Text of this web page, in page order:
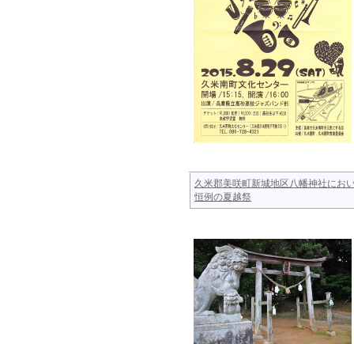
久米郡美咲町新城地区八幡神社にお
恒例の夏越祭